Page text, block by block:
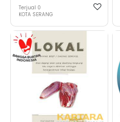
Terjual 0
KOTA SERANG